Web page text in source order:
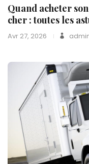
Quand acheter
cher : toutes les
Avr 27, 2026